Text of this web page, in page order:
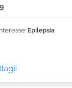
Epilepsia